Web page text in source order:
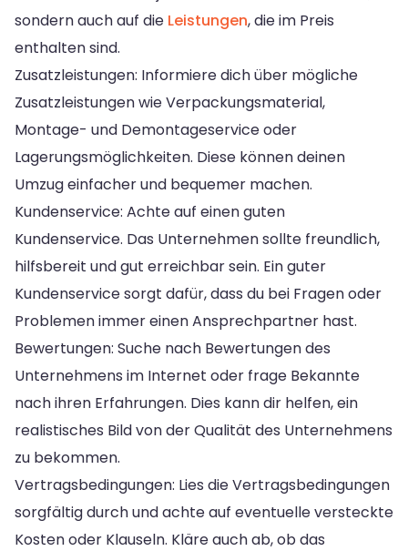
sondern auch auf die Leistungen, die im Preis
enthalten sind.
Zusatzleistungen: Informiere dich über mögliche
Zusatzleistungen wie Verpackungsmaterial,
Montage- und Demontageservice oder
Lagerungsmöglichkeiten. Diese können deinen
Umzug einfacher und bequemer machen.
Kundenservice: Achte auf einen guten
Kundenservice. Das Unternehmen sollte freundlich,
hilfsbereit und gut erreichbar sein. Ein guter
Kundenservice sorgt dafür, dass du bei Fragen oder
Problemen immer einen Ansprechpartner hast.
Bewertungen: Suche nach Bewertungen des
Unternehmens im Internet oder frage Bekannte
nach ihren Erfahrungen. Dies kann dir helfen, ein
realistisches Bild von der Qualität des Unternehmens
zu bekommen.
Vertragsbedingungen: Lies die Vertragsbedingungen
sorgfältig durch und achte auf eventuelle versteckte
Kosten oder Klauseln. Kläre auch ab, ob das